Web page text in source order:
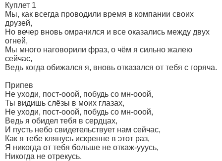
Куплет 1
Мы, как всегда проводили время в компании своих
друзей,
Но вечер вновь омрачился и все оказались между двух
огней,
Мы много наговорили фраз, о чём я сильно жалею
сейчас,
Ведь когда обижался я, вновь отказался от тебя с горяча.
Припев
Не уходи, пост-ооой, побудь со мн-ооой,
Ты видишь слёзы в моих глазах,
Не уходи, пост-ооой, побудь со мн-ооой,
Ведь я обидел тебя в сердцах,
И пусть небо свидетельствует нам сейчас,
Как я тебе клянусь искренне в этот раз,
Я никогда от тебя больше не откаж-ууусь,
Никогда не отрекусь.